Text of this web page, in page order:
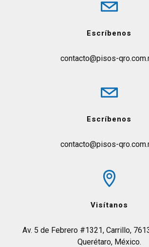
Escríbenos
contacto@pisos-
Escríbenos
contacto@pisos-
Visítanos
Av. 5 de Febrero #1321, Carrillo,
Querétaro, México.